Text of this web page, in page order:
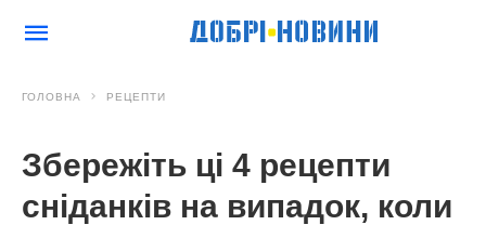
ГОЛОВНА РЕЦЕПТИ
Збережіть ці 4 рецепти
сніданків на випадок, коли